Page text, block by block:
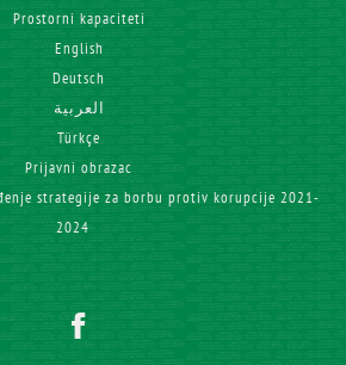
Prostorni kapaciteti
English
Deutsch
العربية
Türkçe
Prijavni obrazac
strategije za borbu protiv korupcije 2021-
2024